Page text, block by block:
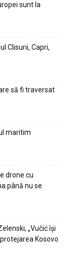
sunt la
Clisurii, Capri,
să fi traversat
maritim
drone cu
până nu se
„Vučić își
Kosovo